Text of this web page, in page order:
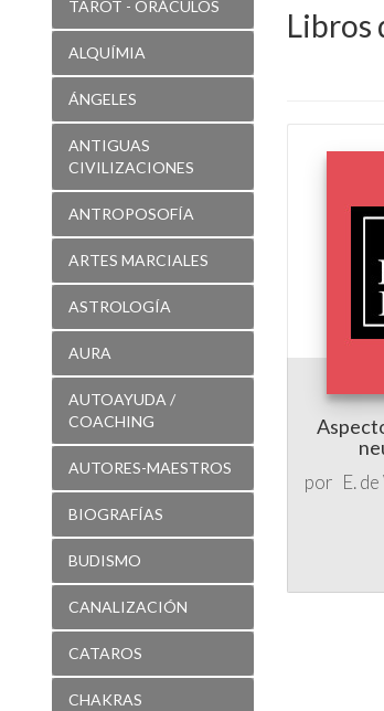
TAROT - ORÁCULOS
ALQUÍMIA
ÁNGELES
ANTIGUAS
CIVILIZACIONES
ANTROPOSOFÍA
ARTES MARCIALES
ASTROLOGÍA
AURA
AUTOAYUDA /
COACHING
AUTORES-MAESTROS
BIOGRAFÍAS
BUDISMO
CANALIZACIÓN
CATAROS
CHAKRAS
Libros
por E.